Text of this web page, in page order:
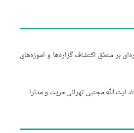
بر منطق اکتشاف گزاره‌ها و آموزه‌های
آیت الله مجتبى تهرانىحریت و مدارا